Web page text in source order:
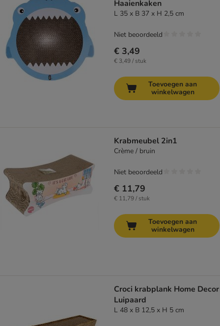
Haaienkaken
L 35 x B 37 x H 2,5 cm
€ 3,49
€ 3,49 / stuk
Niet beoordeeld
Toevoegen aan
winkelwagen
Krabmeubel 2in1
Crème / bruin
€ 11,79
€ 11,79 / stuk
Niet beoordeeld
Toevoegen aan
winkelwagen
Croci krabplank Home Decor
Luipaard
L 48 x B 12,5 x H 5 cm